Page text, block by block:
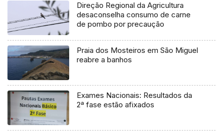
Direção Regional da Agricultura
desaconselha consumo de carne
de pombo por precaução
Praia dos Mosteiros em São Miguel
reabre a banhos
Exames Nacionais: Resultados da
2ª fase estão afixados